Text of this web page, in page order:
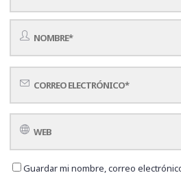
Guardar mi nombre, correo